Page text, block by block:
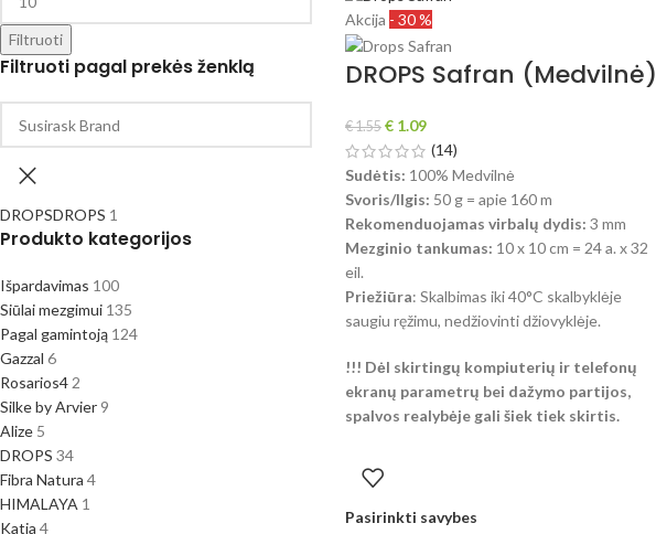
Filtruoti
Filtruoti pagal prekės ženklą
DROPSDROPS 1
Produkto kategorijos
Išpardavimas 100
Siūlai mezgimui 135
Pagal gamintoją 124
Gazzal 6
Rosarios4 2
Silke by Arvier 9
Alize 5
DROPS 34
Fibra Natura 4
HIMALAYA 1
Katia 4
Akcija - 30 %
DROPS Safran (Medvilnė)
€1.55 €1.09
(14)
Sudėtis: 100% Medvilnė
Svoris/Ilgis: 50 g = apie 160 m
Rekomenduojamas virbalų dydis: 3 mm
Mezginio tankumas: 10 x 10 cm = 24 a. x 32
eil.
Priežiūra: Skalbimas iki 40°C skalbyklėje
saugiu ręžimu, nedžiovinti džiovyklėje.
!!! Dėl skirtingų kompiuterių ir telefonų
ekranų parametrų bei dažymo partijos,
spalvos realybėje gali šiek tiek skirtis.
Pasirinkti savybes